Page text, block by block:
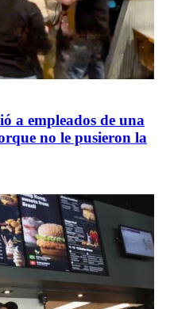
a empleados de una
no le pusieron la